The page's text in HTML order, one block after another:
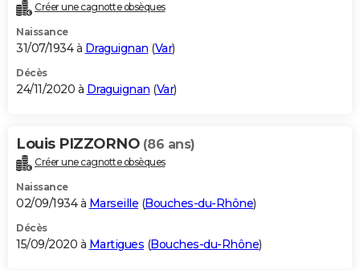
Créer une cagnotte obsèques
Naissance
31/07/1934 à Draguignan (Var)
Décès
24/11/2020 à Draguignan (Var)
Louis PIZZORNO (86 ans)
Créer une cagnotte obsèques
Naissance
02/09/1934 à Marseille (Bouches-du-Rhône)
Décès
15/09/2020 à Martigues (Bouches-du-Rhône)